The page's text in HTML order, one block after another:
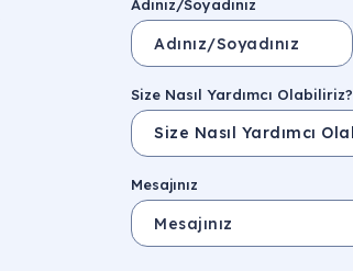
Adınız/Soyadınız
Size Nasıl Yardımcı Olabiliriz?
Mesajınız